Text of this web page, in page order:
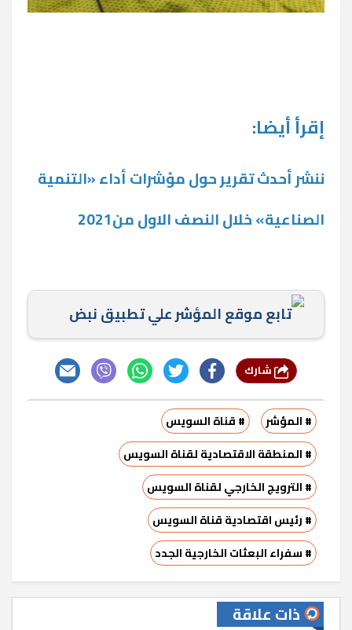
إقرأ أيضا:
ننشر أحدث تقرير حول مؤشرات أداء «التنمية
الصناعية» خلال النصف الاول من2021
تابع موقع المؤشر علي تطبيق نبض
# المؤشر
# قناة السويس
# المنطقة الاقتصادية لقناة السويس
# الترويج الخارجي لقناة السويس
# رئيس اقتصادية قناة السويس
# سفراء البعثات الخارجية الجدد
ذات علاقة